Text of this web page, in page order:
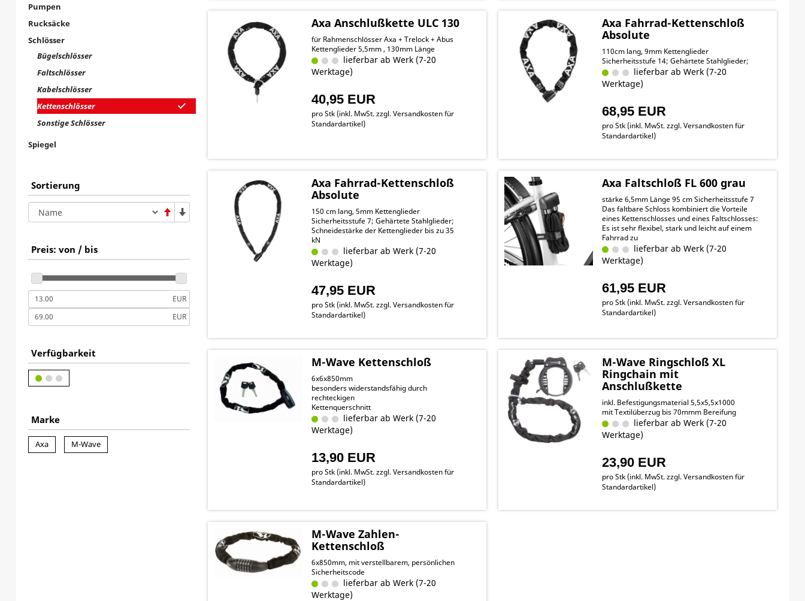
Pumpen
Rucksäcke
Schlösser
Bügelschlösser
Faltschlösser
Kabelschlösser
Kettenschlösser
Sonstige Schlösser
Spiegel
Sortierung
Preis: von / bis
EUR
EUR
Verfügbarkeit
Marke
Axa M-Wave
Axa Anschlußkette ULC 130
für Rahmenschlösser Axa + Trelock + Abus
Kettenglieder 5,5mm , 130mm Länge
lieferbar ab Werk (7-20
Werktage)
40,95 EUR
pro Stk (inkl. MwSt. zzgl.Versandkosten für
Standardartikel)
Axa Fahrrad-Kettenschloß
Absolute
110cm lang, 9mm Kettenglieder
Sicherheitsstufe 14; Gehärtete Stahlglieder;
lieferbar ab Werk (7-20
Werktage)
68,95 EUR
pro Stk (inkl. MwSt. zzgl.Versandkosten für
Standardartikel)
Axa Fahrrad-Kettenschloß
Absolute
150 cm lang, 5mm Kettenglieder
Sicherheitsstufe 7; Gehärtete Stahlglieder;
Schneidestärke der Kettenglieder bis zu 35
kN
lieferbar ab Werk (7-20
Werktage)
47,95 EUR
pro Stk (inkl. MwSt. zzgl.Versandkosten für
Standardartikel)
Axa Faltschloß FL 600 grau
stärke 6,5mm Länge 95 cm Sicherheitsstufe 7
Das faltbare Schloss kombiniert die Vorteile
eines Kettenschlosses und eines Faltschlosses:
Es ist sehr flexibel, stark und leicht auf einem
Fahrrad zu
transportieren.Bügel + gehäuse aus
gehärtetem Stahl
lieferbar ab Werk (7-20
Werktage)
61,95 EUR
pro Stk (inkl. MwSt. zzgl.Versandkosten für
Standardartikel)
M-Wave Kettenschloß
6x6x850mm
besonders widerstandsfähig durch
rechteckigen
Kettenquerschnitt
lieferbar ab Werk (7-20
Werktage)
13,90 EUR
pro Stk (inkl. MwSt. zzgl.Versandkosten für
Standardartikel)
M-Wave Ringschloß XL
Ringchain mit
Anschlußkette
inkl. Befestigungsmaterial 5,5x5,5x1000
mit Textilüberzug bis 70mmm Bereifung
lieferbar ab Werk (7-20
Werktage)
23,90 EUR
pro Stk (inkl. MwSt. zzgl.Versandkosten für
Standardartikel)
M-Wave Zahlen-
Kettenschloß
6x850mm, mit verstellbarem, persönlichen
Sicherheitscode
lieferbar ab Werk (7-20
Werktage)